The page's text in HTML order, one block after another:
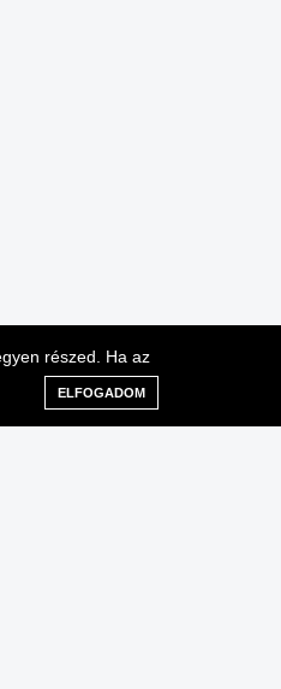
részed. Ha az
ELFOGADOM